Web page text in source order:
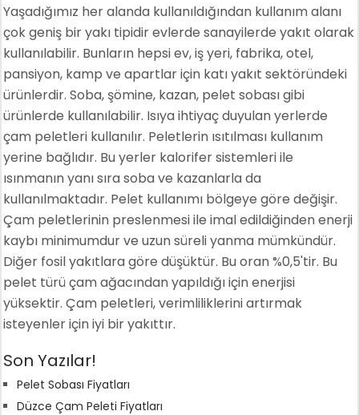
Yaşadığımız her alanda kullanıldığından kullanım alanı
çok geniş bir yakı tipidir evlerde sanayilerde yakıt olarak
kullanılabilir. Bunların hepsi ev, iş yeri, fabrika, otel,
pansiyon, kamp ve apartlar için katı yakıt sektöründeki
ürünlerdir. Soba, şömine, kazan, pelet sobası gibi
ürünlerde kullanılabilir. Isıya ihtiyaç duyulan yerlerde
çam peletleri kullanılır. Peletlerin ısıtılması kullanım
yerine bağlıdır. Bu yerler kalorifer sistemleri ile
ısınmanın yanı sıra soba ve kazanlarla da
kullanılmaktadır. Pelet kullanımı bölgeye göre değişir.
Çam peletlerinin preslenmesi ile imal edildiğinden enerji
kaybı minimumdur ve uzun süreli yanma mümkündür.
Diğer fosil yakıtlara göre düşüktür. Bu oran %0,5'tir. Bu
pelet türü çam ağacından yapıldığı için enerjisi
yüksektir. Çam peletleri, verimliliklerini artırmak
isteyenler için iyi bir yakıttır.
Son Yazılar!
Pelet Sobası Fiyatları
Düzce Çam Peleti Fiyatları